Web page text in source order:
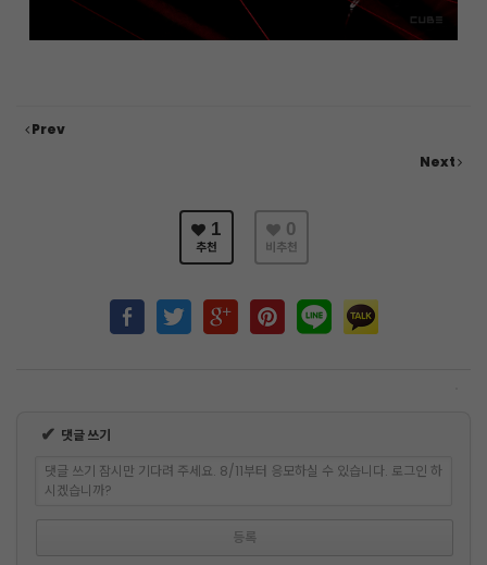
Prev
Next
1
추천
0
비추천
✔ 댓글 쓰기
댓글 쓰기 잠시만 기다려 주세요. 8/11부터 응모하실 수 있습니다. 로그인 하
시겠습니까?